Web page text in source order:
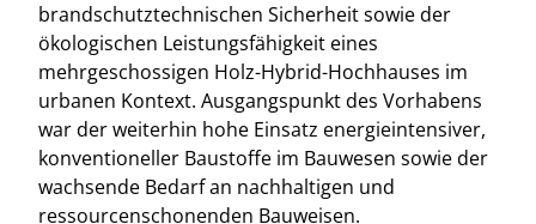
brandschutztechnischen Sicherheit sowie der
ökologischen Leistungsfähigkeit eines
mehrgeschossigen Holz-Hybrid-Hochhauses im
urbanen Kontext. Ausgangspunkt des Vorhabens
war der weiterhin hohe Einsatz energieintensiver,
konventioneller Baustoffe im Bauwesen sowie der
wachsende Bedarf an nachhaltigen und
ressourcenschonenden Bauweisen.